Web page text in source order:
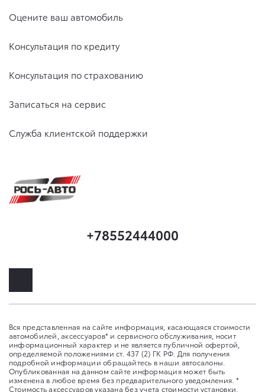
Оцените ваш автомобиль
Консультация по кредиту
Консультация по страхованию
Записаться на сервис
Служба клиентской поддержки
+78552444000
Вся представленная на сайте информация, касающаяся стоимости
автомобилей, аксессуаров* и сервисного обслуживания, носит
информационный характер и не является публичной офертой,
определяемой положениями ст. 437 (2) ГК РФ. Для получения
подробной информации обращайтесь в наши автосалоны.
Опубликованная на данном сайте информация может быть
изменена в любое время без предварительного уведомления. *
Стоимость аксессуаров указана без учета стоимости установки.